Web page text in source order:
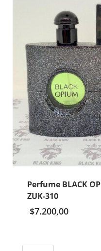
Perfume BLACK
ZUK-310
$7.200,00